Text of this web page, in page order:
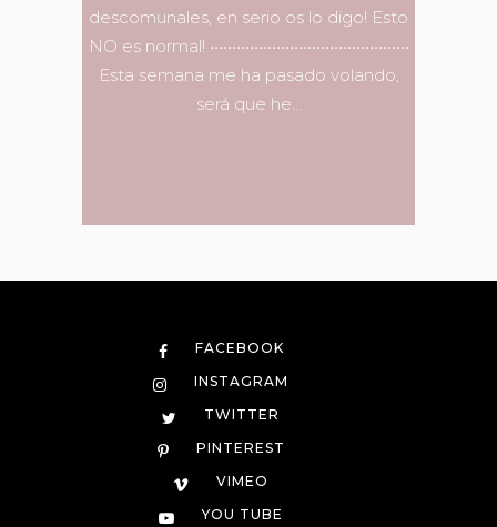
descomunales, en serio os lo digo! Esto
NO es normal! •••••••••••••••••••••••••••••••••••••••••••••
Esta semana me ha pasado volando,
será que he...
FACEBOOK
INSTAGRAM
TWITTER
PINTEREST
VIMEO
YOU TUBE